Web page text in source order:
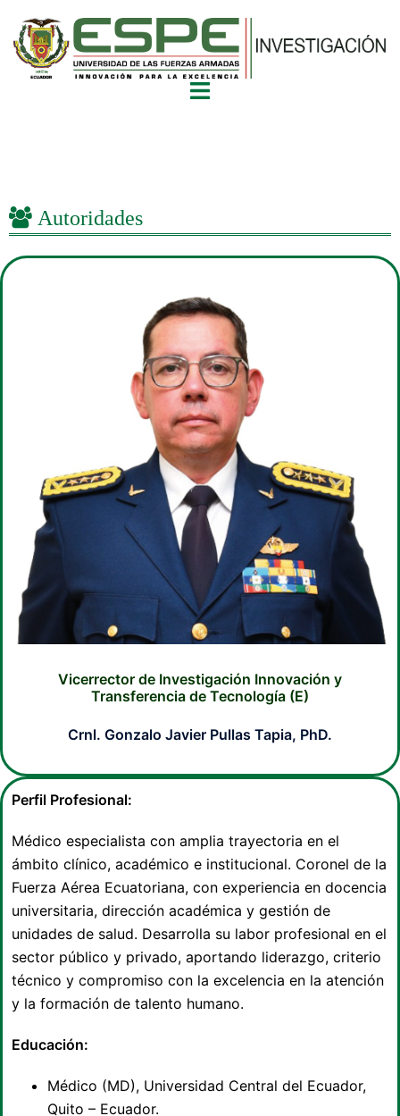
Autoridades
Vicerrector de Investigación Innovación y
Transferencia de Tecnología (E)
Crnl. Gonzalo Javier Pullas Tapia, PhD.
Perfil Profesional:
Médico especialista con amplia trayectoria en el
ámbito clínico, académico e institucional. Coronel de la
Fuerza Aérea Ecuatoriana, con experiencia en docencia
universitaria, dirección académica y gestión de
unidades de salud. Desarrolla su labor profesional en el
sector público y privado, aportando liderazgo, criterio
técnico y compromiso con la excelencia en la atención
y la formación de talento humano.
Educación:
Médico (MD), Universidad Central del Ecuador,
Quito – Ecuador.